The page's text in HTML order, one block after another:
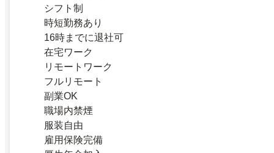
シフト制
時短勤務あり
16時までに退社可
在宅ワーク
リモートワーク
フルリモート
副業OK
職場内禁煙
服装自由
雇用保険完備